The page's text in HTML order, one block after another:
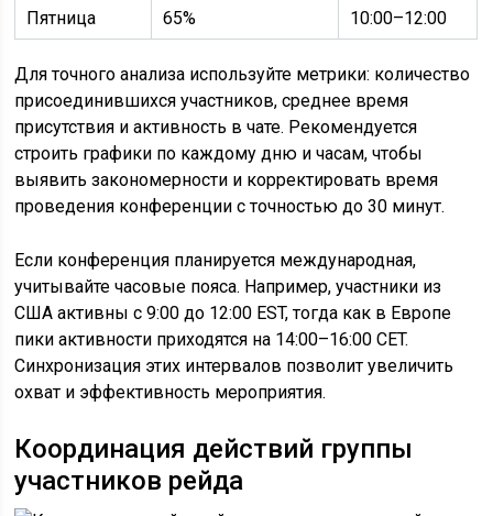
Пятница
65% 10:00–12:00
Для точного анализа используйте метрики: количество
присоединившихся участников, среднее время
присутствия и активность в чате. Рекомендуется
строить графики по каждому дню и часам, чтобы
выявить закономерности и корректировать время
проведения конференции с точностью до 30 минут.
Если конференция планируется международная,
учитывайте часовые пояса. Например, участники из
США активны с 9:00 до 12:00 EST, тогда как в Европе
пики активности приходятся на 14:00–16:00 CET.
Синхронизация этих интервалов позволит увеличить
охват и эффективность мероприятия.
Координация действий группы
участников рейда